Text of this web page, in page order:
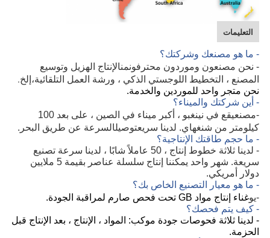
التعليمات
- ما هو مصنعك وشركتك؟
- نحن مصنعون وموردون محترفونمنالإنتاج الهزيل وتوسيع
المصنع ، التخطيط اللوجستي الذكي ، ورشة العمل التلقائية،إلخ.
نحن متجر واحد للموردين والخدمة.
- أين شركتك والميناء؟
-مصنع
يقع في نينغبو ، أكبر ميناء في الصين ، على بعد 100
كيلومتر من شنغهاي. لدينا سريعتوصيلالسرعة عن طريق البحر.
- ما حجم طاقتك الإنتاجية؟
- لدينا ثلاثة خطوط إنتاج ، 50 عاملاً شابًا ، لدينا سرعة تصنيع
سريعة. شهر واحد يمكننا إنتاج سلسلة عناصر بقيمة 5 ملايين
دولار أمريكي.
- ما هو معيار التصنيع الخاص بك؟
-يوغناء إنتاج مواد GB تحت فحص صارم لمراقبة الجودة.
- كيف يتم فحصك؟
- لدينا ثلاثة فحوصات جودة موكب: المواد ، الإنتاج ، بعد الإنتاج قبل
الحزمة.